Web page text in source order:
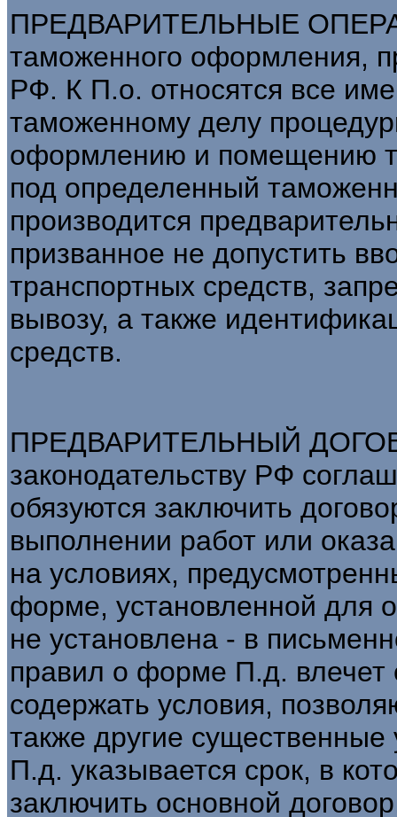
ПРЕДВАРИТЕЛЬНЫЕ
таможенного оформления,
РФ. К П.о. относятся все
таможенному делу
оформлению и помещению
под определенный
производится
призванное не допустить
транспортных средств,
вывозу, а также
средств.
ПРЕДВАРИТЕЛЬНЫЙ
законодательству РФ
обязуются заключить
выполнении работ или
на условиях,
форме, установленной для
не установлена - в
правил о форме П.д. влечет
содержать условия,
также другие существенные
П.д. указывается срок, в
заключить основной